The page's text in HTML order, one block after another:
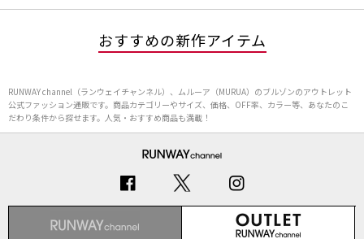
おすすめの新作アイテム
RUNWAY channel（ランウェイチャンネル）、ムルーア（MURUA）のブルゾンのアウトレット
公式ファッション通販です。商品カテゴリーやサイズ、価格、OFF率、カラー等、あなたのこ
だわり条件から探せます。人気・おすすめ商品も満載！